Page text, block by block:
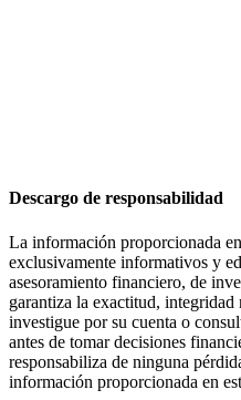
Descargo de responsabilidad
La información proporcionada
exclusivamente informativos y
asesoramiento financiero, de
garantiza la exactitud,
investigue por su cuenta o
antes de tomar decisiones
responsabiliza de ninguna
información proporcionada en